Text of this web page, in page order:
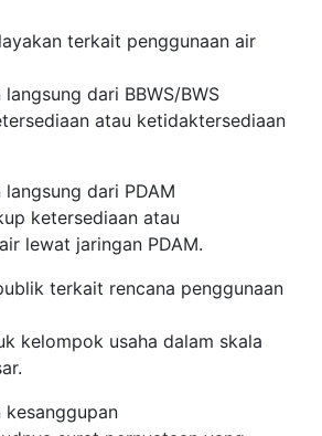
terkait penggunaan air
dari BBWS/BWS
atau ketidaktersediaan
dari PDAM
ketersediaan atau
lewat jaringan PDAM.
terkait rencana penggunaan
kelompok usaha dalam skala